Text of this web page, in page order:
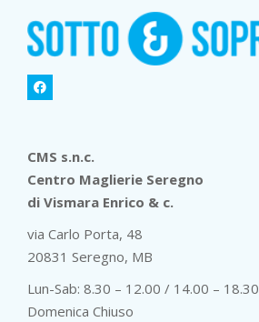
CMS s.n.c.
Centro Maglierie Seregno
di Vismara Enrico & c.
via Carlo Porta, 48
20831 Seregno, MB
Lun-Sab: 8.30 – 12.00 / 14.00 – 18.30
Domenica Chiuso